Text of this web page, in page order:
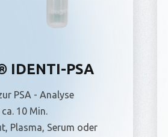
IDENTI-PSA
PSA - Analyse
10 Min.
Plasma, Serum oder